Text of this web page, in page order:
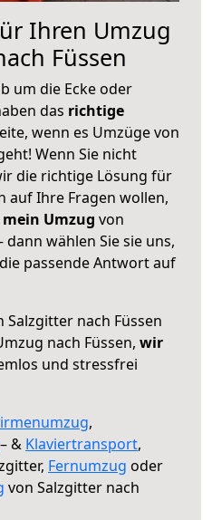
Ihren Umzug
Füssen
um die Ecke oder
das richtige
wenn es Umzüge von
Wenn Sie nicht
die richtige Lösung für
auf Ihre Fragen wollen,
Umzug von
dann wählen Sie sie uns,
passende Antwort auf
Salzgitter nach Füssen
nach Füssen, wir
und stressfrei
,
– & Klaviertransport,
Fernumzug oder
von Salzgitter nach